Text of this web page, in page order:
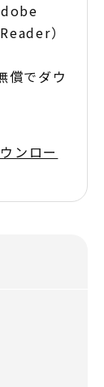
）
償でダウ
ンロー